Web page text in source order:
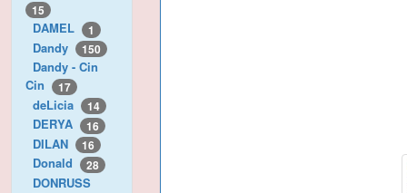
15
DAMEL 1
Dandy 150
Dandy - Cin
Cin
17
deLicia 14
DERYA 16
DILAN 16
Donald 28
DONRUSS